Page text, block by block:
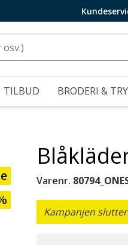
TILBUD BRODERI &
Varenr.
Kampanjen